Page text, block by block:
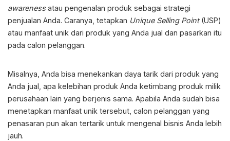
awarenessatau pengenalan produk sebagai strategi
penjualan Anda. Caranya, tetapkan Unique Selling Point (USP)
atau manfaat unik dari produk yang Anda jual dan pasarkan itu
pada calon pelanggan.
Misalnya, Anda bisa menekankan daya tarik dari produk yang
Anda jual, apa kelebihan produk Anda ketimbang produk milik
perusahaan lain yang berjenis sama. Apabila Anda sudah bisa
menetapkan manfaat unik tersebut, calon pelanggan yang
penasaran pun akan tertarik untuk mengenal bisnis Anda lebih
jauh.